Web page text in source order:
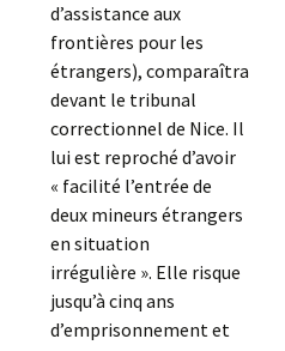
d’assistance aux
frontières pour les
étrangers), comparaîtra
devant le tribunal
correctionnel de Nice. Il
lui est reproché d’avoir
« facilité l’entrée de
deux mineurs étrangers
en situation
irrégulière ». Elle risque
jusqu’à cinq ans
d’emprisonnement et